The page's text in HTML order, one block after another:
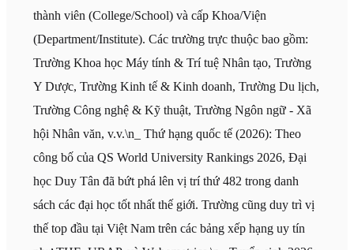
thành viên (College/School) và cấp Khoa/Viện
(Department/Institute). Các trường trực thuộc bao gồm:
Trường Khoa học Máy tính & Trí tuệ Nhân tạo, Trường
Y Dược, Trường Kinh tế & Kinh doanh, Trường Du lịch,
Trường Công nghệ & Kỹ thuật, Trường Ngôn ngữ - Xã
hội Nhân văn, v.v.\n_ Thứ hạng quốc tế (2026): Theo
công bố của QS World University Rankings 2026, Đại
học Duy Tân đã bứt phá lên vị trí thứ 482 trong danh
sách các đại học tốt nhất thế giới. Trường cũng duy trì vị
thế top đầu tại Việt Nam trên các bảng xếp hạng uy tín